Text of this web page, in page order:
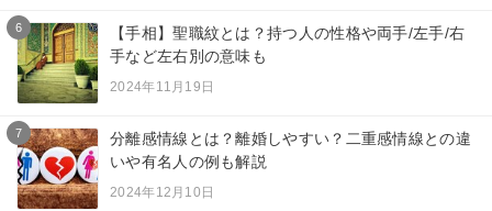
6
【手相】聖職紋とは？持つ人の性格や両手/左手/右
手など左右別の意味も
2024年11月19日
7
分離感情線とは？離婚しやすい？二重感情線との違
いや有名人の例も解説
2024年12月10日